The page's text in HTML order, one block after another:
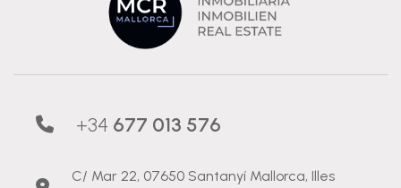
+34 677 013 576
C/ Mar 22, 07650 Santanyí Mallorca, Illes